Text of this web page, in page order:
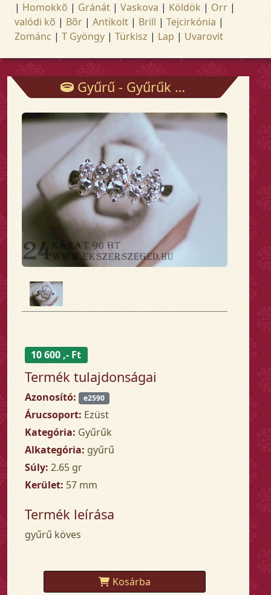
| Homokkõ | Gránát | Vaskova | Köldök | Orr |
valódi kõ | Bõr | Antikolt | Brill | Tejcirkónia |
Zománc | T Gyöngy | Türkisz | Lap | Uvarovit
Gyűrű - Gyűrűk - Arany és ezüst ékszerek
10 600 ,- Ft
Termék tulajdonságai
Azonosító: e2590
Árucsoport: Ezüst
Kategória: Gyűrűk
Alkategória: gyűrű
Súly: 2.65 gr
Kerület: 57 mm
Termék leírása
gyűrű köves
Kosárba